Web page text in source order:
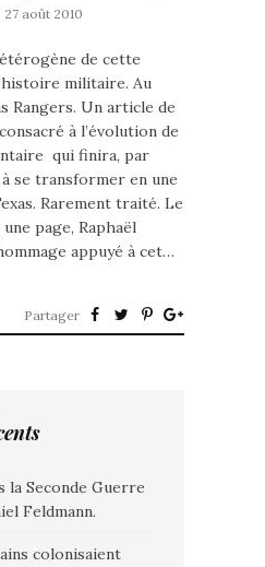
27 août 2010
de cette
militaire. Au
Rangers. Un article de
à l’évolution de
qui finira, par
se transformer en une
Rarement traité. Le
page, Raphaël
appuyé à cet…
Partager
la Seconde Guerre
Feldmann.
colonisaient